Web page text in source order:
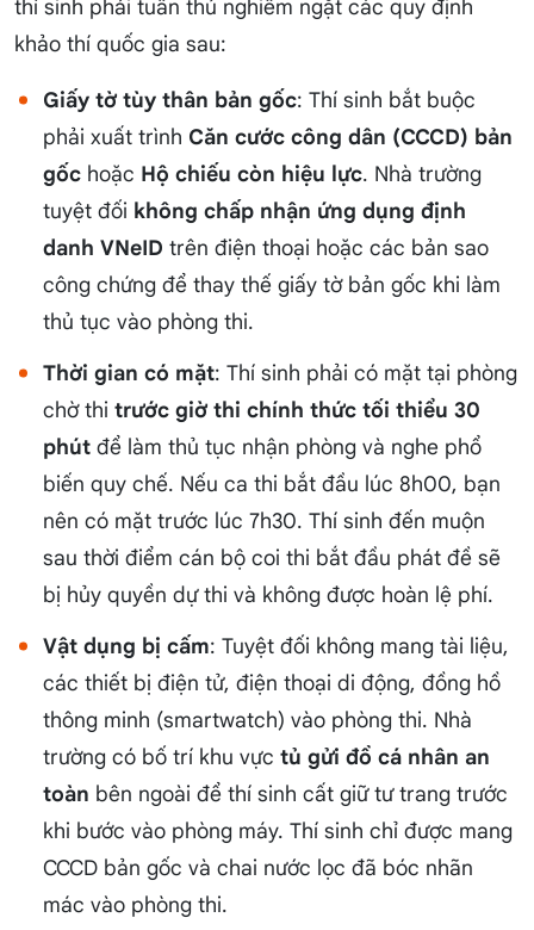
thí sinh phải tuân thủ nghiêm ngặt các quy định
khảo thí quốc gia sau:
Giấy tờ tùy thân bản gốc: Thí sinh bắt buộc
phải xuất trình Căn cước công dân (CCCD) bản
gốc hoặc Hộ chiếu còn hiệu lực. Nhà trường
tuyệt đối không chấp nhận ứng dụng định
danh VNeID trên điện thoại hoặc các bản sao
công chứng để thay thế giấy tờ bản gốc khi làm
thủ tục vào phòng thi.
Thời gian có mặt: Thí sinh phải có mặt tại phòng
chờ thi trước giờ thi chính thức tối thiểu 30
phút để làm thủ tục nhận phòng và nghe phổ
biến quy chế. Nếu ca thi bắt đầu lúc 8h00, bạn
nên có mặt trước lúc 7h30. Thí sinh đến muộn
sau thời điểm cán bộ coi thi bắt đầu phát đề sẽ
bị hủy quyền dự thi và không được hoàn lệ phí.
Vật dụng bị cấm: Tuyệt đối không mang tài liệu,
các thiết bị điện tử, điện thoại di động, đồng hồ
thông minh (smartwatch) vào phòng thi. Nhà
trường có bố trí khu vực tủ gửi đồ cá nhân an
toàn bên ngoài để thí sinh cất giữ tư trang trước
khi bước vào phòng máy. Thí sinh chỉ được mang
CCCD bản gốc và chai nước lọc đã bóc nhãn
mác vào phòng thi.